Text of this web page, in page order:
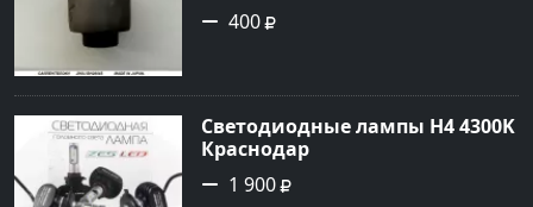
400
Светодиодные лампы H4 4300K
Краснодар
1 900